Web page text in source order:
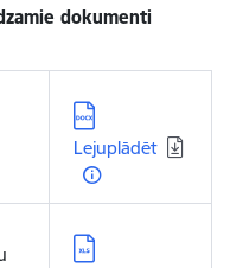
dokumenti
Lejupielādēt:
Lejuplādēt
Lejupielādēt: